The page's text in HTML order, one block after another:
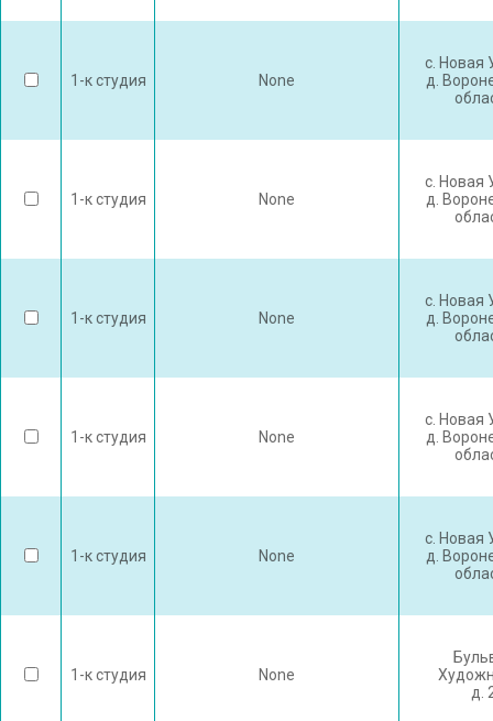
1-к студия None
с. Новая
д.
1-к студия None
с. Новая
д.
1-к студия None
с. Новая
д.
1-к студия None
с. Новая
д.
1-к студия None
с. Новая
д.
1-к студия None
д.